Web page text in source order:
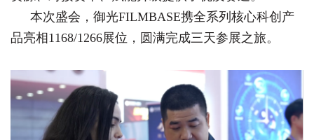
本次盛会，御光FILMBASE携全系列核心科创产
品亮相1168/1266展位，圆满完成三天参展之旅。